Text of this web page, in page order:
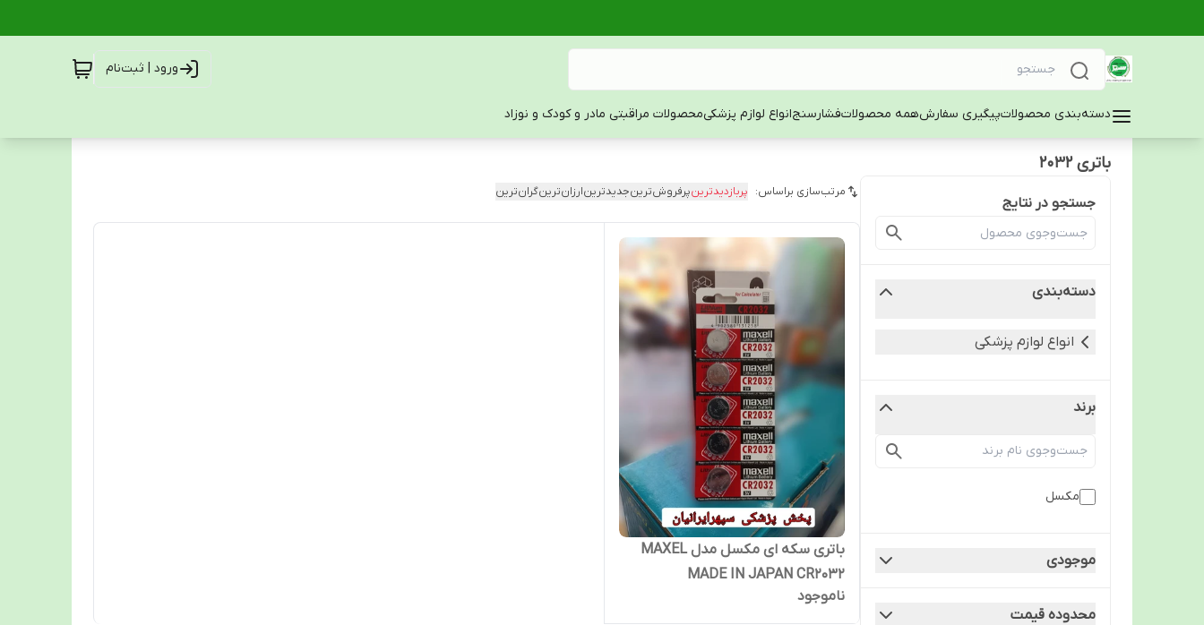
ورود | ثبت‌نام
دسته‌بندی محصولاتپیگیری سفارشهمه محصولاتفشارسنجانواع لوازم پزشکیمحصولات مراقبتی مادر و کودک و نوزاد
باتری 2032
جستجو در نتایج
دسته‌بندی
انواع لوازم پزشکی
برند
مکسل
موجودی
محدوده قیمت
مرتب‌سازی براساس: پربازدیدترینپرفروش‌ترینجدیدترینارزان‌ترینگران‌ترین
باتری سکه ای مکسل مدل MAXEL
MADE IN JAPAN CR2032
ناموجود